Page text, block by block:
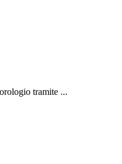
tramite ...